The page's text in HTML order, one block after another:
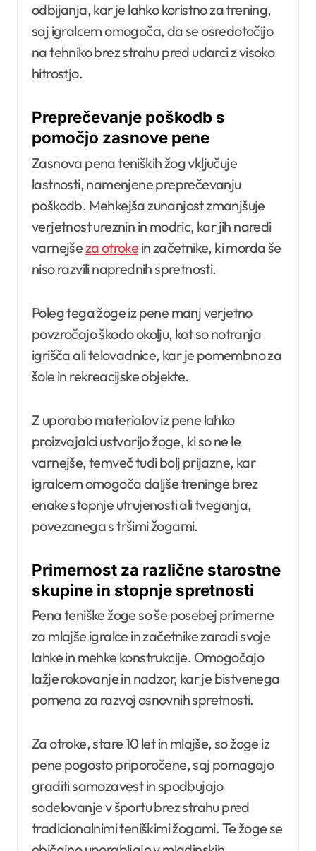
odbijanja, kar je lahko koristno za trening,
saj igralcem omogoča, da se osredotočijo
na tehniko brez strahu pred udarci z visoko
hitrostjo.
Preprečevanje poškodb s
pomočjo zasnove pene
Zasnova pena teniških žog vključuje
lastnosti, namenjene preprečevanju
poškodb. Mehkejša zunanjost zmanjšuje
verjetnost ureznin in modric, kar jih naredi
varnejšeza otroke in začetnike, ki morda še
niso razvili naprednih spretnosti.
Poleg tega žoge iz pene manj verjetno
povzročajo škodo okolju, kot so notranja
igrišča ali telovadnice, kar je pomembno za
šole in rekreacijske objekte.
Z uporabo materialov iz pene lahko
proizvajalci ustvarijo žoge, ki so ne le
varnejše, temveč tudi bolj prijazne, kar
igralcem omogoča daljše treninge brez
enake stopnje utrujenosti ali tveganja,
povezanega s tršimi žogami.
Primernost za različne starostne
skupine in stopnje spretnosti
Pena teniške žoge so še posebej primerne
za mlajše igralce in začetnike zaradi svoje
lahke in mehke konstrukcije. Omogočajo
lažje rokovanje in nadzor, kar je bistvenega
pomena za razvoj osnovnih spretnosti.
Za otroke, stare 10 let in mlajše, so žoge iz
pene pogosto priporočene, saj pomagajo
graditi samozavest in spodbujajo
sodelovanje v športu brez strahu pred
tradicionalnimi teniškimi žogami. Te žoge se